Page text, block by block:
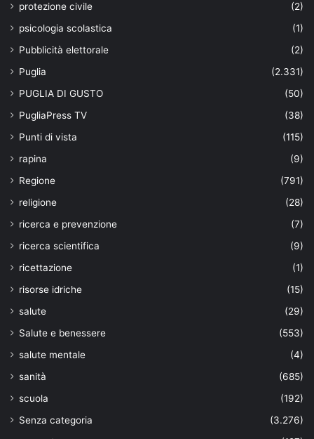
protezione civile
(2)
psicologia scolastica
(1)
Pubblicità elettorale
(2)
Puglia
(2.331)
PUGLIA DI GUSTO
(50)
PugliaPress TV
(38)
Punti di vista
(115)
rapina
(9)
Regione
(791)
religione
(28)
ricerca e prevenzione
(7)
ricerca scientifica
(9)
ricettazione
(1)
risorse idriche
(15)
salute
(29)
Salute e benessere
(553)
salute mentale
(4)
sanità
(685)
scuola
(192)
Senza categoria
(3.276)